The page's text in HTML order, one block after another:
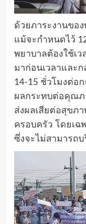
ด้วย​ภาระงานขอ
แม้จะกำหนดไว้
พยาบาลต้องใช้เว
มาก่อนเวลาและก
14-15 ชั่วโมงต่อก
ผลกระทบต่อคุณภ
ส่งผลเสียต่อสุขภ
ครอบครัว โดยเฉ
ซึ่งจะไม่สามารถบ